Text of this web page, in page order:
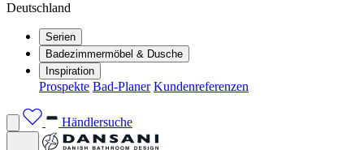
Deutschland
Serien
Badezimmermöbel & Dusche
Inspiration
Prospekte Bad-Planer Kundenreferenzen
Händlersuche